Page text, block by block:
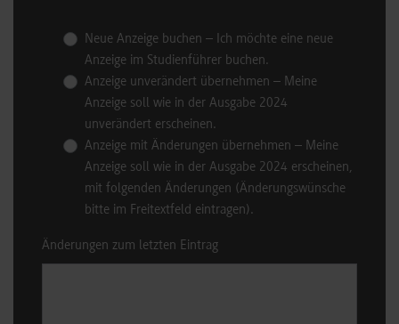
Neue Anzeige buchen – Ich möchte eine neue
Anzeige im Studienführer buchen.
Anzeige unverändert übernehmen – Meine
Anzeige soll wie in der Ausgabe 2024
unverändert erscheinen.
Anzeige mit Änderungen übernehmen – Meine
Anzeige soll wie in der Ausgabe 2024 erscheinen,
mit folgenden Änderungen (Änderungswünsche
bitte im Freitextfeld eintragen).
Änderungen zum letzten Eintrag